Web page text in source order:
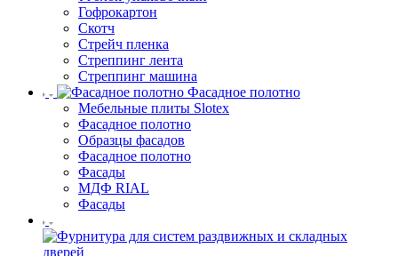
Гофрокартон
Скотч
Стрейч пленка
Стреппинг лента
Стреппинг машина
Фасадное полотно
Мебельные плиты Slotex
Фасадное полотно
Образцы фасадов
Фасадное полотно
Фасады
МДФ RIAL
Фасады